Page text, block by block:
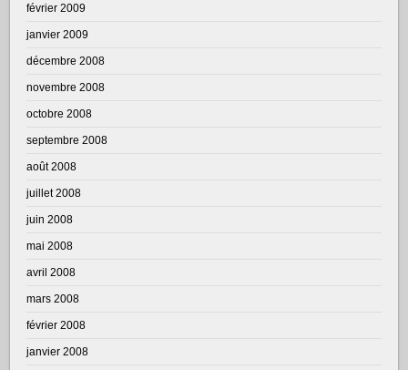
février 2009
janvier 2009
décembre 2008
novembre 2008
octobre 2008
septembre 2008
août 2008
juillet 2008
juin 2008
mai 2008
avril 2008
mars 2008
février 2008
janvier 2008